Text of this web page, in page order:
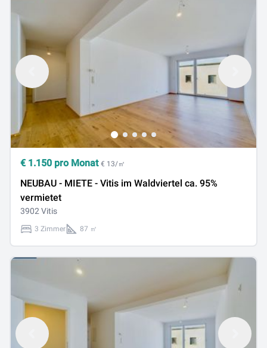
€ 1.150 pro Monat € 13/㎡
NEUBAU - MIETE - Vitis im Waldviertel ca. 95%
vermietet
3902 Vitis
3 Zimmer 87 ㎡